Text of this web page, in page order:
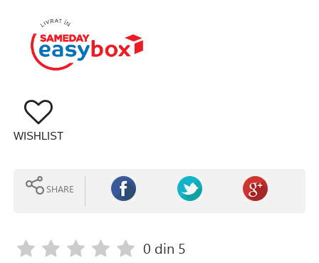
WISHLIST
SHARE
0 din 5